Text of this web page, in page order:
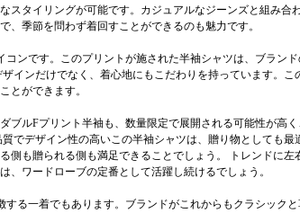
スタイリングが可能です。カジュアルなジーンズと組み
、季節を問わず着回すことができるのも魅力です。
ンです。このプリントが施された半袖シャツは、ブラ
インだけでなく、着心地にもこだわりを持っています。
とができます。
ブルFプリント半袖も、数量限定で展開される可能性が
でデザイン性の高いこの半袖シャツは、贈り物としても
側も贈られる側も満足できることでしょう。 トレンドに
ワードローブの定番として活躍し続けるでしょう。
る一着でもあります。ブランドがこれからもクラシック